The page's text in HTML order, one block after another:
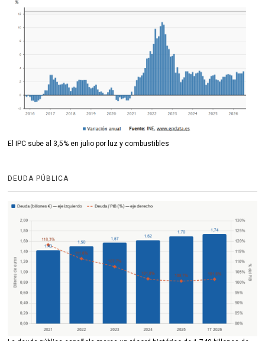
El IPC sube al 3,5% en julio por luz y combustibles
DEUDA PÚBLICA